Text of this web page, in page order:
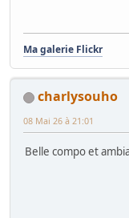
Ma galerie Flickr
charlysouho
08 Mai 26 à 21:01
Belle compo et